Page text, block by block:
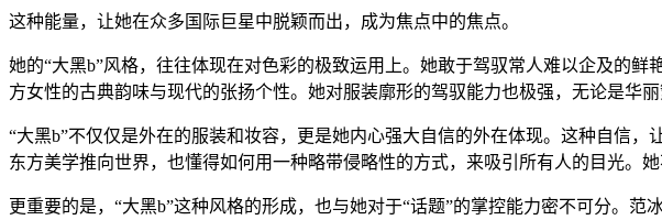
这种能量，让她在众多国际巨星中脱颖而出，成为焦点中的焦点。
她的“大黑b”风格，往往体现在对色彩的极致运用上。她敢于驾驭常人难以企及的
方女性的古典韵味与现代的张扬个性。她对服装廓形的驾驭能力也极强，无论是华
“大黑b”不仅仅是外在的服装和妆容，更是她内心强大自信的外在体现。这种自信
东方美学推向世界，也懂得如何用一种略带侵略性的方式，来吸引所有人的目光。
更重要的是，“大黑b”这种风格的形成，也与她对于“话题”的掌控能力密不可分。